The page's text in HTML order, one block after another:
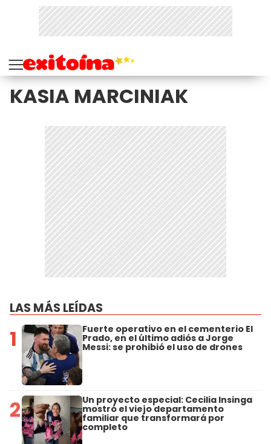
KASIA MARCINIAK
LAS MÁS LEÍDAS
1 Fuerte operativo en el cementerio El
Prado, en el último adiós a Jorge
Messi: se prohibió el uso de drones
2 Un proyecto especial: Cecilia Insinga
mostró el viejo departamento
familiar que transformará por
completo